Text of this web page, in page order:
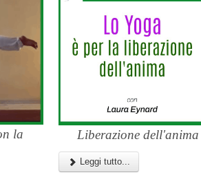
la Liberazione
Leggi tutto...